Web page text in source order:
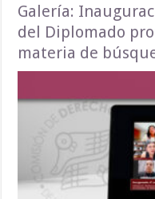
Galería:
del Diplomado
materia de